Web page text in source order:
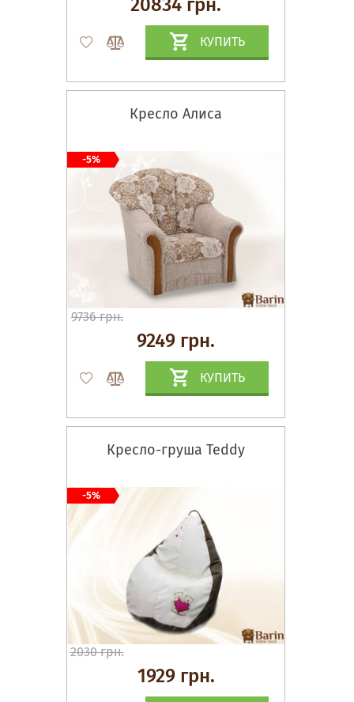
20834 грн.
КУПИТЬ
Кресло Алиса
9736 грн.
9249 грн.
КУПИТЬ
-5%
Кресло-груша Teddy
2030 грн.
1929 грн.
-5%